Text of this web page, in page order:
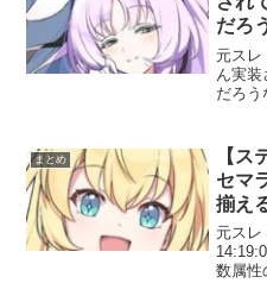
だろ
元スレ
ん実
だろう
ね？
足...
まとめ
【ス
セマ
揃え
元スレ
数属性